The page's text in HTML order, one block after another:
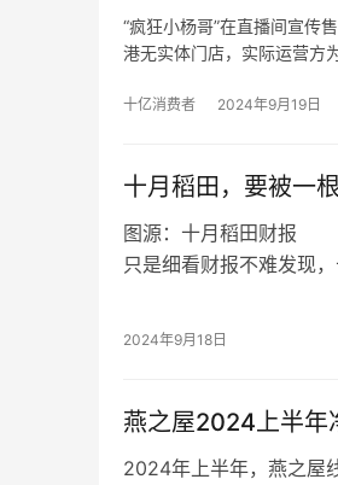
营业收入为63.16亿元
47.4%。
“疯狂小杨哥”在直播间宣传
港无实体门店，实际运营方
反观“疯狂小杨哥”在直播间
十亿消费者 2024年9月19日
十月稻田，要被一
图源：十月稻田财报
只是细看财报不难发现
营收7.26亿，同比增长
眼看核心业务板块在线
2024年9月18日
燕之屋2024上半年
2024年上半年，燕之屋